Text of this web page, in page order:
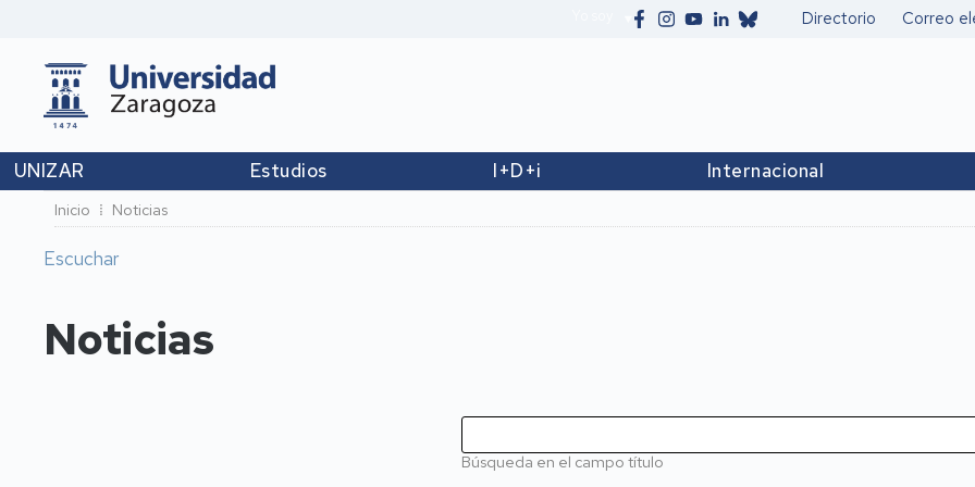
Secundario
Directorio Correo
UNIZAR Estudios I+D+i Internacional
Ruta
de
navegación
Inicio Noticias
Escuchar
Noticias
Búsqueda en el campo título